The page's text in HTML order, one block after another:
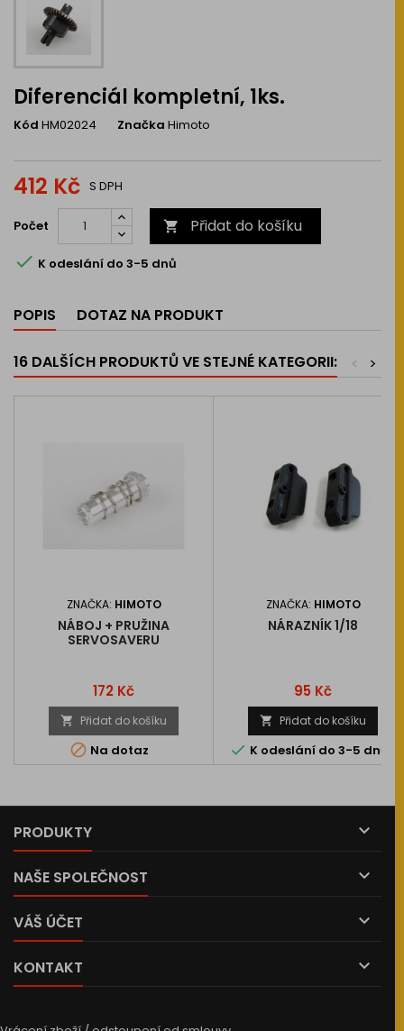
Diferenciál kompletní, 1ks.
Kód HM02024 Značka Himoto
412 Kč S DPH
Počet  Přidat do košíku
 K odeslání do 3-5 dnů
POPIS DOTAZ NA PRODUKT
16 DALŠÍCH PRODUKTŮ VE STEJNÉ KATEGORII: >
<
ZNAČKA: HIMOTO
NÁBOJ + PRUŽINA
SERVOSAVERU
Cena
172 Kč
 Přidat do košíku
 Na dotaz
ZNAČKA: HIMOTO
NÁRAZNÍK 1/18
Cena
95 Kč
 Přidat do košíku
 K odeslání do 3-5 dnů
PRODUKTY 
NAŠE SPOLEČNOST 
VÁŠ ÚČET 
KONTAKT 